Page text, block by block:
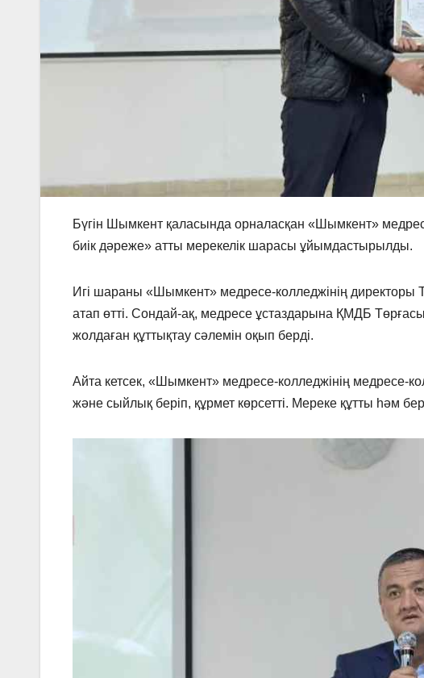
Бүгін Шымкент қаласында орналасқан «Шымкент»
биік дәреже» атты мерекелік шарасы ұйымдастырылды.
Игі шараны «Шымкент» медресе-колледжінің директоры
атап өтті. Сондай-ақ, медресе ұстаздарына ҚМДБ
жолдаған құттықтау сәлемін оқып берді.
Айта кетсек, «Шымкент» медресе-колледжінің медресе-
және сыйлық беріп, құрмет көрсетті. Мереке құтты һәм